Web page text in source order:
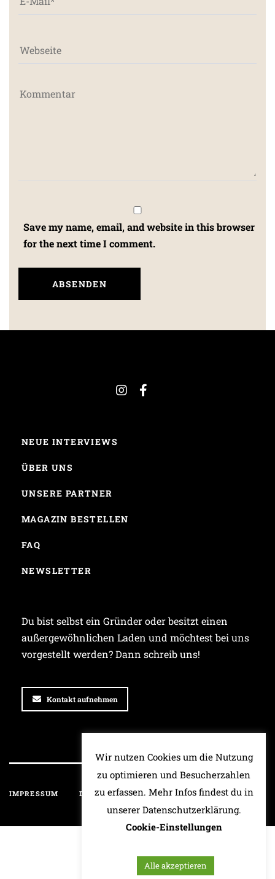
Save my name, email, and website in this browser
for the next time I comment.
NEUE INTERVIEWS
ÜBER UNS
UNSERE PARTNER
MAGAZIN BESTELLEN
FAQ
NEWSLETTER
Du bist selbst ein Gründer oder besitzt einen
außergewöhnlichen Laden und möchtest bei uns
vorgestellt werden? Dann schreib uns!
Kontakt aufnehmen
IMPRESSUM DATENSCHUTZ HAFTUNGSAUSSCHLUSS
Wir nutzen Cookies um die Nutzung
zu optimieren und Besucherzahlen
zu erfassen. Mehr Infos findest du in
unserer Datenschutzerklärung.
Cookie-Einstellungen
Alle akzeptieren